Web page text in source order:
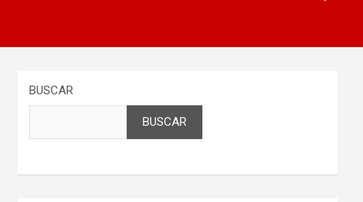
BUSCAR
BUSCAR